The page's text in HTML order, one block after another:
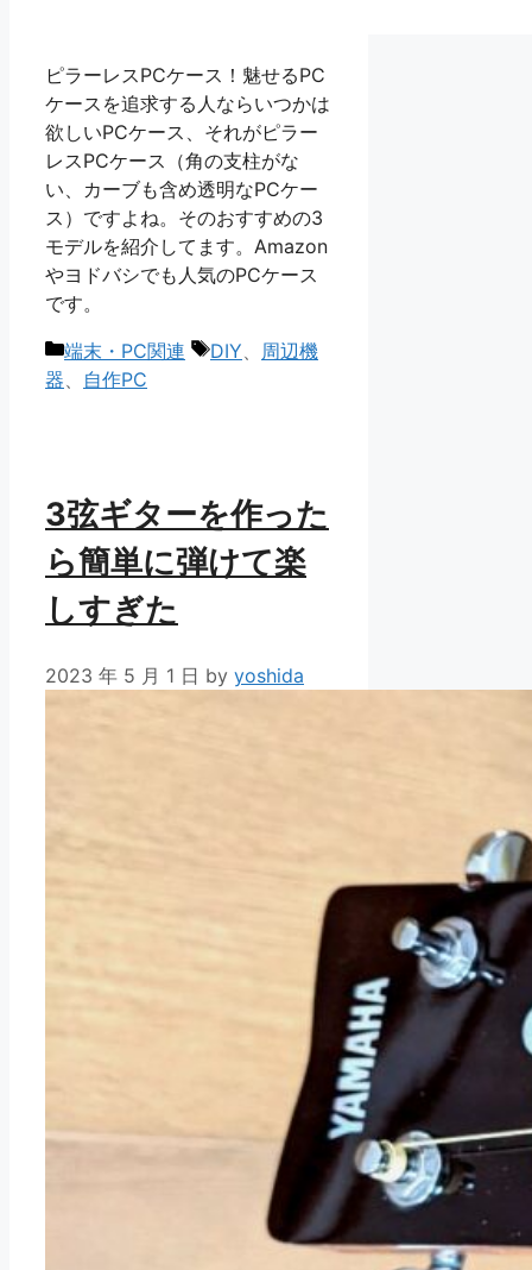
ピラーレスPCケース！魅せるPC
ケースを追求する人ならいつかは
欲しいPCケース、それがピラー
レスPCケース（角の支柱がな
い、カーブも含め透明なPCケー
ス）ですよね。そのおすすめの3
モデルを紹介してます。Amazon
やヨドバシでも人気のPCケース
です。
カ
端末・PC関連
タ
DIY、 周辺機
器、 自作PC
3弦ギターを作った
ら簡単に弾けて楽
しすぎた
2023 年 5 月 1 日 by yoshida